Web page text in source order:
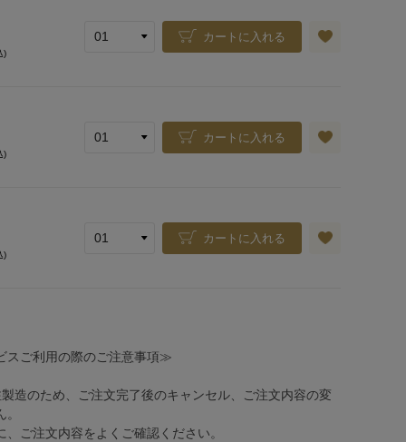
)
カートに入れる
)
カートに入れる
)
カートに入れる
スご利用の際のご注意事項≫
造のため、ご注文完了後のキャンセル、ご注文内容の変
ご注文内容をよくご確認ください。